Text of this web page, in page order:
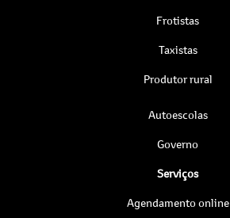
Frotistas
Taxistas
Produtor rural
Autoescolas
Governo
Serviços
Agendamento online